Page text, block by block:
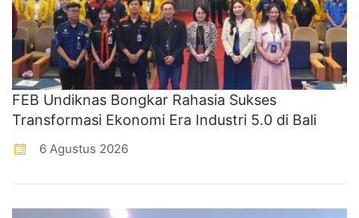
FEB Undiknas Bongkar Rahasia Sukses
Transformasi Ekonomi Era Industri 5.0 di Bali
6 Agustus 2026